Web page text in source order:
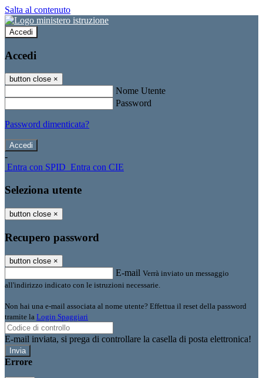
Salta al contenuto
Accedi
Accedi
button close ×
Nome Utente
Password
Password dimenticata?
-
Entra con SPID Entra con CIE
Seleziona utente
button close ×
Recupero password
button close ×
E-mail Verrà inviato un messaggio
all'indirizzo indicato con le istruzioni necessarie.
Non hai una e-mail associata al nome utente? Effettua il reset della password
tramite la Login Spaggiari
E-mail inviata, si prega di controllare la casella di posta elettronica!
Errore